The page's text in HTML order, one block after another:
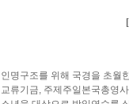
인명구조를 위해 국경을 초월
교류기금, 주제주일본국총영